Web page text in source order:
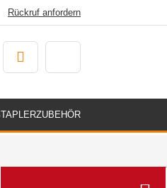
Rückruf anfordern